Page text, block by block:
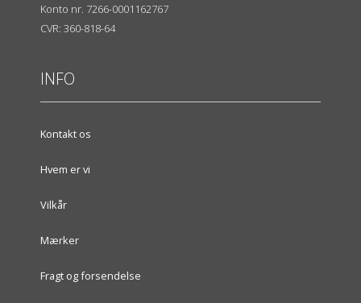
Konto nr. 7266-0001162767
CVR: 360-818-64
INFO
Kontakt os
Hvem er vi
Vilkår
Mærker
Fragt og forsendelse